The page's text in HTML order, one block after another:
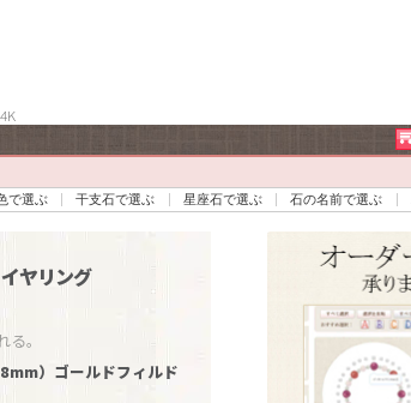
で選ぶ 干支石で選ぶ 星座石で選ぶ 石の名前で選ぶ
ヤリング
。
）ゴールドフィルド